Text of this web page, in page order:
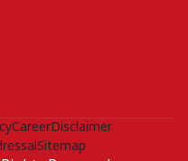
CareerDisclaimer
Sitemap